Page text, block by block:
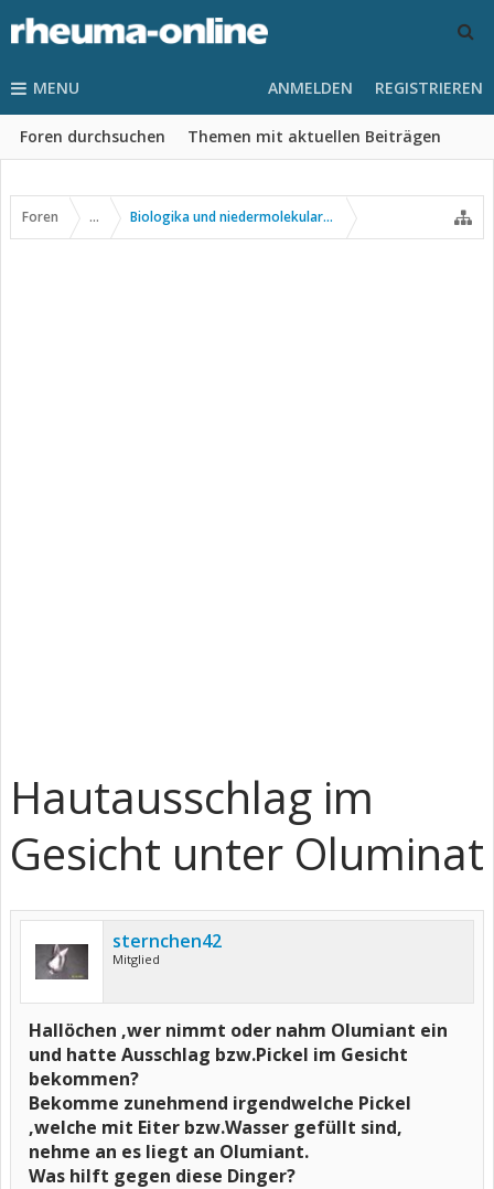
MENU
Foren durchsuchen Themen mit aktuellen Beiträgen
ANMELDEN REGISTRIEREN
Foren ... Biologika und niedermolekulare Wirkstoffe
Hautausschlag im
Gesicht unter Oluminat
sternchen42
Mitglied
Hallöchen ,wer nimmt oder nahm Olumiant ein
und hatte Ausschlag bzw.Pickel im Gesicht
bekommen?
Bekomme zunehmend irgendwelche Pickel
,welche mit Eiter bzw.Wasser gefüllt sind,
nehme an es liegt an Olumiant.
Was hilft gegen diese Dinger?